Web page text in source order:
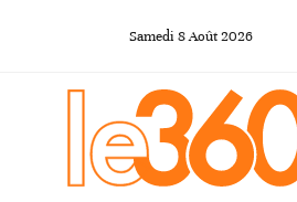
Samedi 8Août2026